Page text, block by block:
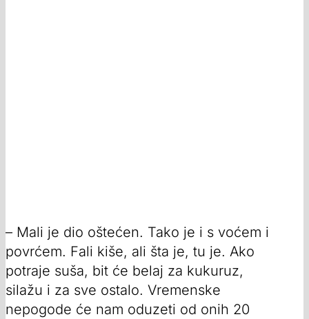
– Mali je dio oštećen. Tako je i s voćem i
povrćem. Fali kiše, ali šta je, tu je. Ako
potraje suša, bit će belaj za kukuruz,
silažu i za sve ostalo. Vremenske
nepogode će nam oduzeti od onih 20